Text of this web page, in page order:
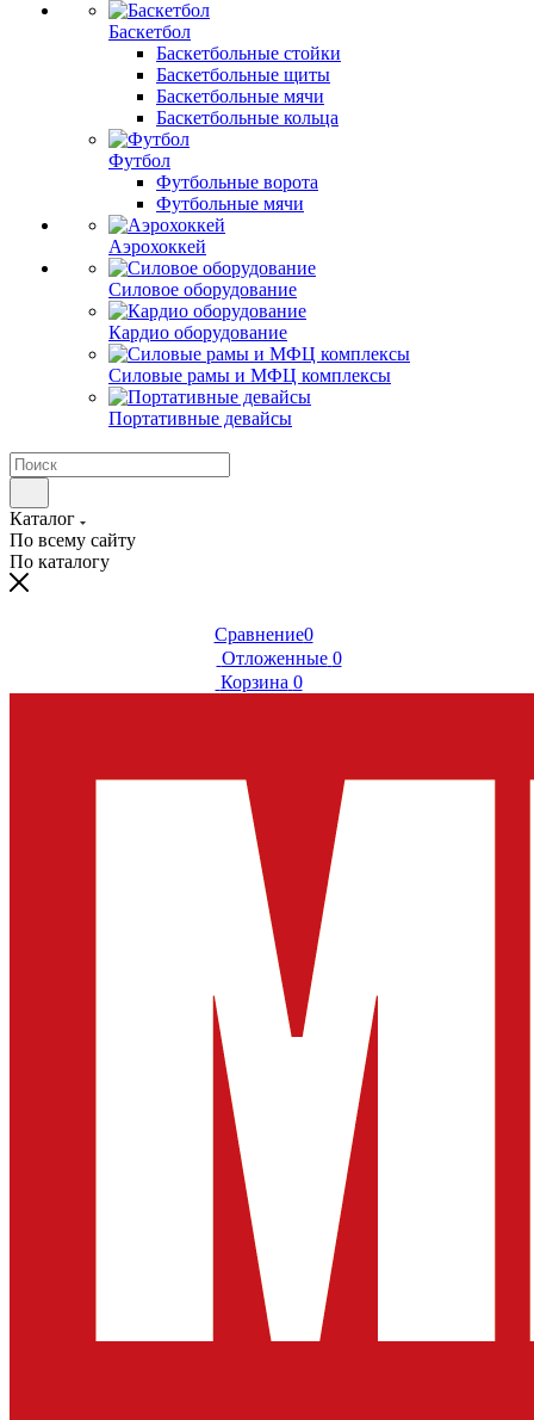
Баскетбол
Баскетбольные стойки
Баскетбольные щиты
Баскетбольные мячи
Баскетбольные кольца
Футбол
Футбольные ворота
Футбольные мячи
Аэрохоккей
Силовое оборудование
Кардио оборудование
Силовые рамы и МФЦ комплексы
Портативные девайсы
Каталог
По всему сайту
По каталогу
Сравнение0
Отложенные 0
Корзина 0